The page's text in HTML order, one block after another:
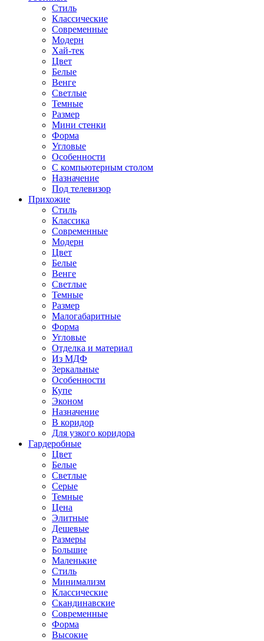
Стиль
Классические
Современные
Модерн
Хай-тек
Цвет
Белые
Венге
Светлые
Темные
Размер
Мини стенки
Форма
Угловые
Особенности
С компьютерным столом
Назначение
Под телевизор
Прихожие
Стиль
Классика
Современные
Модерн
Цвет
Белые
Венге
Светлые
Темные
Размер
Малогабаритные
Форма
Угловые
Отделка и материал
Из МДФ
Зеркальные
Особенности
Купе
Эконом
Назначение
В коридор
Для узкого коридора
Гардеробные
Цвет
Белые
Светлые
Серые
Темные
Цена
Элитные
Дешевые
Размеры
Большие
Маленькие
Стиль
Минимализм
Классические
Скандинавские
Современные
Форма
Высокие